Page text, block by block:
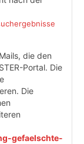
die den
Portal. Die
Die
gefaelschte-